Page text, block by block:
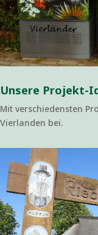
Unsere Projekt-
Mit verschiedensten
Vierlanden bei.